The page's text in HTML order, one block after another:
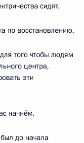
сидят.
по восстановлению.
того чтобы людям
центра,
эти
начнём.
до начала